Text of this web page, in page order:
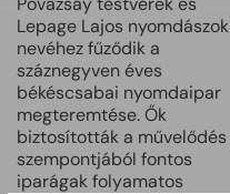
Lepage Lajos nyomdászok
nevéhez fűződik a
száznegyven éves
békéscsabai nyomdaipar
megteremtése. Ők
biztosították a művelődés
szempontjából fontos
iparágak folyamatos